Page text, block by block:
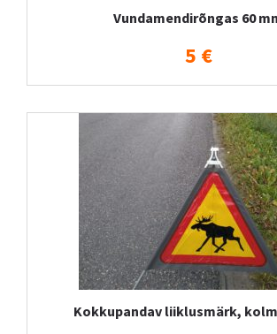
Vundamendirõngas 60
5 €
Kokkupandav liiklusmärk,